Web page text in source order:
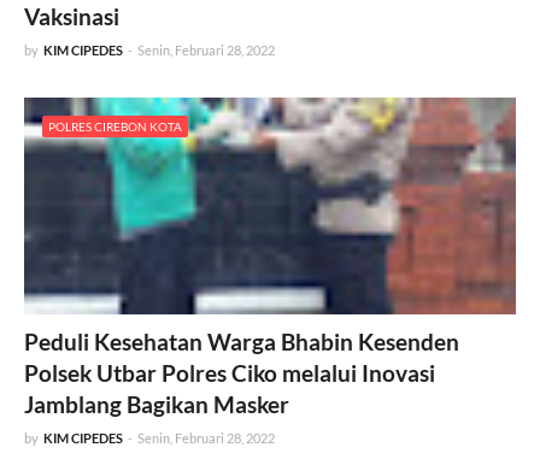
Vaksinasi
by KIM CIPEDES - Senin, Februari 28, 2022
POLRES CIREBON KOTA
Peduli Kesehatan Warga Bhabin Kesenden
Polsek Utbar Polres Ciko melalui Inovasi
Jamblang Bagikan Masker
by KIM CIPEDES - Senin, Februari 28, 2022